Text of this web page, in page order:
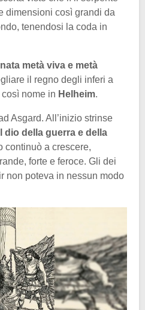
dimensioni così grandi da
tenendosi la coda in
nata metà viva e metà
il regno degli inferi a
nome in Helheim.
Asgard. All’inizio strinse
dio della guerra e della
continuò a crescere,
forte e feroce. Gli dei
non poteva in nessun modo